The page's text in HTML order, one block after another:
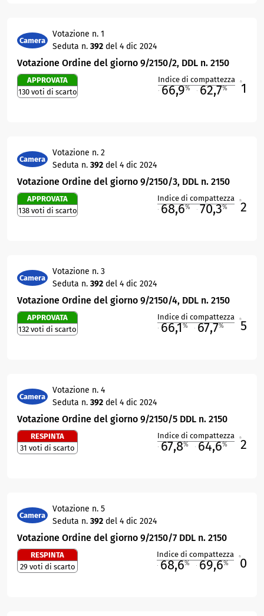
Camera
Votazione n. 1
Seduta n. 392 del 4 dic 2024
Votazione Ordine del giorno 9/2150/2, DDL n. 2150
APPROVATA
130 voti di scarto
Indice di compattezza
66,9% 62,7% 1
Camera
Votazione n. 2
Seduta n. 392 del 4 dic 2024
Votazione Ordine del giorno 9/2150/3, DDL n. 2150
APPROVATA
138 voti di scarto
Indice di compattezza
68,6% 70,3% 2
Camera
Votazione n. 3
Seduta n. 392 del 4 dic 2024
Votazione Ordine del giorno 9/2150/4, DDL n. 2150
APPROVATA
132 voti di scarto
Indice di compattezza
66,1% 67,7% 5
Camera
Votazione n. 4
Seduta n. 392 del 4 dic 2024
Votazione Ordine del giorno 9/2150/5 DDL n. 2150
RESPINTA
31 voti di scarto
Indice di compattezza
67,8% 64,6% 2
Camera
Votazione n. 5
Seduta n. 392 del 4 dic 2024
Votazione Ordine del giorno 9/2150/7 DDL n. 2150
RESPINTA
29 voti di scarto
Indice di compattezza
68,6% 69,6% 0